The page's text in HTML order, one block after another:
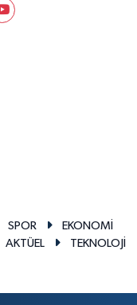
SPOR
EKONOMİ
AKTÜEL TEKNOLOJİ